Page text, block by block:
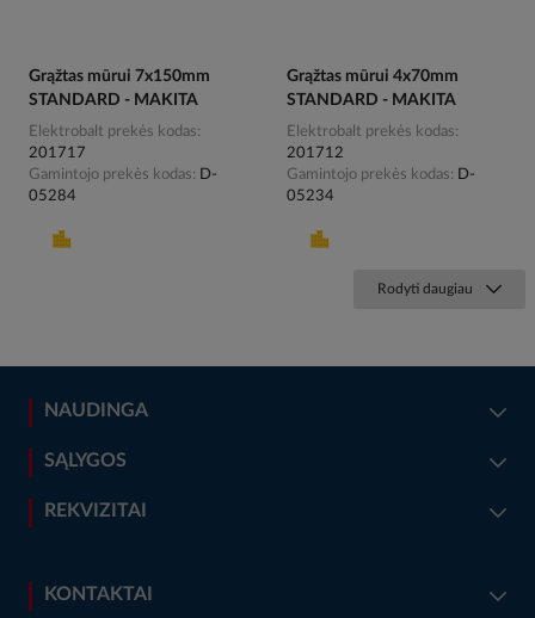
Grąžtas mūrui 7x150mm
STANDARD - MAKITA
Elektrobalt prekės kodas
201717
Gamintojo prekės kodas
D-
05284
Grąžtas mūrui 4x70mm
STANDARD - MAKITA
Elektrobalt prekės kodas
201712
Gamintojo prekės kodas
D-
05234
Rodyti daugiau
NAUDINGA
SĄLYGOS
REKVIZITAI
KONTAKTAI